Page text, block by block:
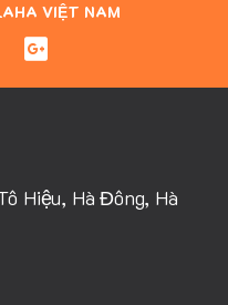
VIỆT NAM
Hiệu, Hà Đông, Hà